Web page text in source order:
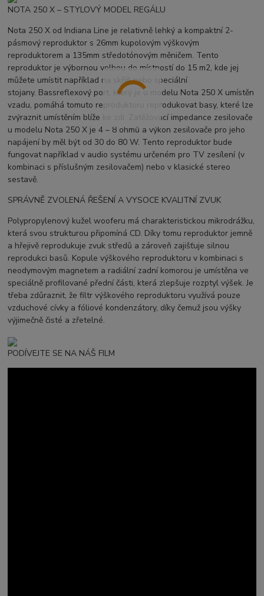
NOTA 250 X – STYLOVÝ MODEL REGÁLU
Nota 250 X od Indiana Line je relativně lehký a kompaktní 2-
pásmový reproduktor s 26mm kupolovým výškovým
reproduktorem a 135mm středotónovým měničem. Tento
reproduktor je výbornou volbou do místností do 15 m2, kde jej
můžete umístit například na skříň nebo speciální
stojany. Bassreflexový port, který je u modelu Nota 250 X umístěn
vzadu, pomáhá tomuto reproduktoru reprodukovat basy, které lze
zvýraznit umístěním blíže ke zdi. Zatěžovací impedance zesilovače
u modelu Nota 250 X je 4 – 8 ohmů a výkon zesilovače pro jeho
napájení by měl být od 30 do 80 W. Tento reproduktor bude
fungovat například v audio systému určeném pro TV zesílení (v
kombinaci s příslušným zesilovačem) nebo v klasické stereo
sestavě.
SPRÁVNĚ ZVOLENÁ ŘEŠENÍ A VYSOCE KVALITNÍ ZVUK
Polypropylenový kužel wooferu má charakteristickou mikrodrážku,
která svou strukturou připomíná CD. Díky tomu reproduktor jemně
a hřejivě reprodukuje zvuk středů a zároveň zajišťuje silnou
reprodukci basů. Kopule výškového reproduktoru v kombinaci s
neodymovým magnetem a radiální zadní komorou je umístěna ve
speciálně profilované přední části, která zlepšuje rozptyl výšek. Je
třeba zdůraznit, že filtr výškového reproduktoru využívá pouze
vzduchové cívky a fóliové kondenzátory, díky čemuž jsou výšky
výjimečně čisté a zřetelné.
PODÍVEJTE SE NA NÁŠ FILM